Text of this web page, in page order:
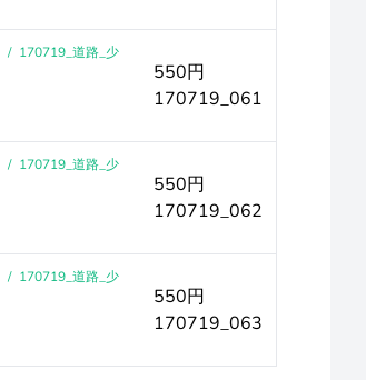
/ 170719_道路_少
550円
170719_061
/ 170719_道路_少
550円
170719_062
/ 170719_道路_少
550円
170719_063